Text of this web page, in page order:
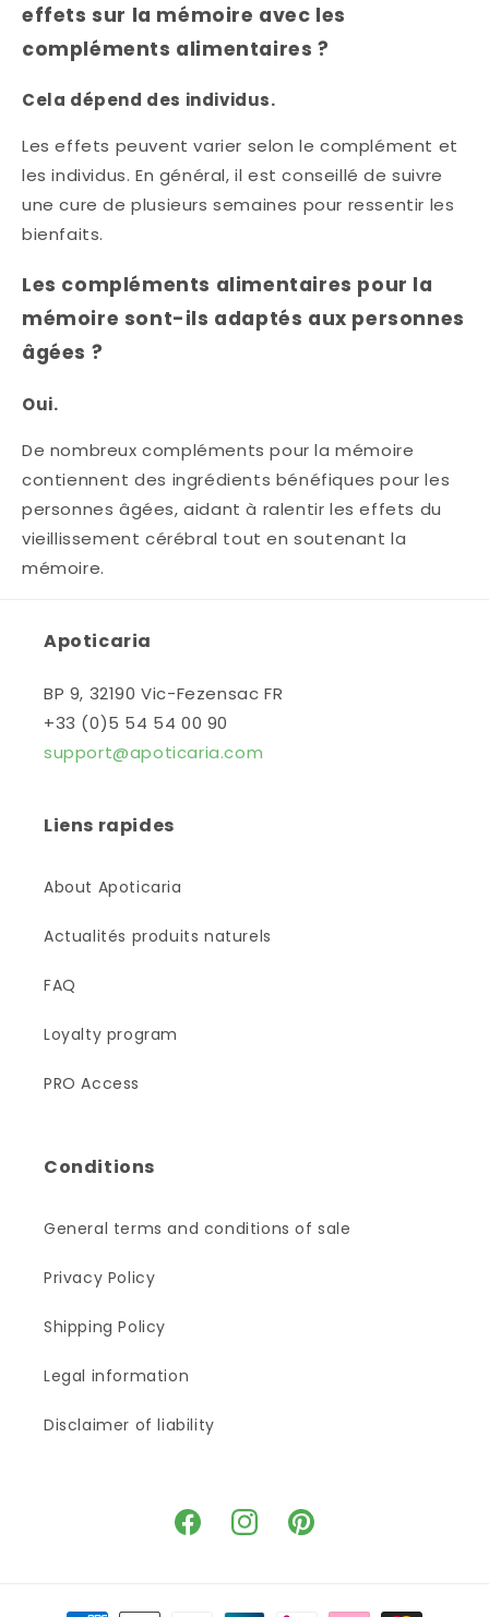
effets sur la mémoire avec les
compléments alimentaires ?
Cela dépend des individus.
Les effets peuvent varier selon le complément et
les individus. En général, il est conseillé de suivre
une cure de plusieurs semaines pour ressentir les
bienfaits.
Les compléments alimentaires pour la
mémoire sont-ils adaptés aux personnes
âgées ?
Oui.
De nombreux compléments pour la mémoire
contiennent des ingrédients bénéfiques pour les
personnes âgées, aidant à ralentir les effets du
vieillissement cérébral tout en soutenant la
mémoire.
Apoticaria
BP 9, 32190 Vic-Fezensac FR
+33 (0)5 54 54 00 90
support@apoticaria.com
Liens rapides
About Apoticaria
Actualités produits naturels
FAQ
Loyalty program
PRO Access
Conditions
General terms and conditions of sale
Privacy Policy
Shipping Policy
Legal information
Disclaimer of liability
FacebookInstagramPinterest